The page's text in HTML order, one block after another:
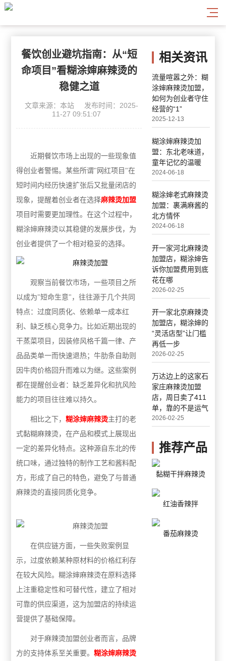
餐饮创业避坑指南：从“短
命项目”看糊涂婶麻辣烫的
稳健之道
文章来源：本站
发布时间：2025-
11-27 09:51:07
近期餐饮市场上出现的一些现象值
得创业者警惕。某些所谓"网红项目"在
短时间内经历快速扩张后又批量闭店的
现象，提醒着创业者在选择麻辣烫加盟
项目时需要更加理性。在这个过程中，
糊涂婶麻辣烫以其稳健的发展步伐，为
创业者提供了一个相对稳妥的选择。
观察当前餐饮市场，一些项目之所
以成为"短命生意"，往往源于几个共同
特点：过度同质化、依赖单一成本红
利、缺乏核心竞争力。比如近期出现的
干蒸菜项目，因装修风格千篇一律、产
品品类单一而快速退热；牛肋条自助则
因牛肉价格回升而难以为继。这些案例
都在提醒创业者：缺乏差异化和抗风险
能力的项目往往难以持久。
相比之下，糊涂婶麻辣烫主打的老
式黏糊麻辣烫，在产品和模式上展现出
一定的差异化特点。这种源自东北的传
统口味，通过独特的制作工艺和酱料配
方，形成了自己的特色，避免了与普通
麻辣烫的直接同质化竞争。
在供应链方面，一些失败案例显
示，过度依赖某种原材料的价格红利存
在较大风险。糊涂婶麻辣烫在原料选择
上注重稳定性和可替代性，建立了相对
可靠的供应渠道，这为加盟店的持续运
营提供了基础保障。
对于麻辣烫加盟创业者而言，品牌
方的支持体系至关重要。糊涂婶麻辣烫
相关资讯
流量喧嚣之外：糊
涂婶麻辣烫加盟，
如何为创业者守住
经营的“1”
2025-12-13
糊涂婶麻辣烫加
盟：东北老味道，
童年记忆的温暖
2024-06-18
糊涂婶老式麻辣烫
加盟：裹满麻酱的
北方情怀
2024-06-18
开一家河北麻辣烫
加盟店，糊涂婶告
诉你加盟费用到底
花在哪
2026-02-25
开一家北京麻辣烫
加盟店，糊涂婶的
“灵活店型”让门槛
再低一步
2026-02-25
万达边上的这家石
家庄麻辣烫加盟
店，周日卖了411
单，靠的不是运气
2026-02-25
推荐产品
黏糊干拌麻辣烫
红油香辣拌
番茄麻辣烫